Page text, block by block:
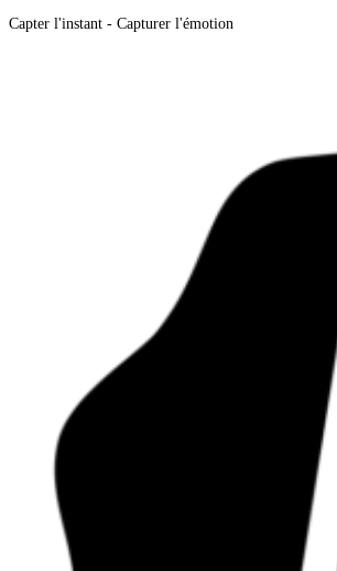
Capter l'instant - Capturer l'émotion